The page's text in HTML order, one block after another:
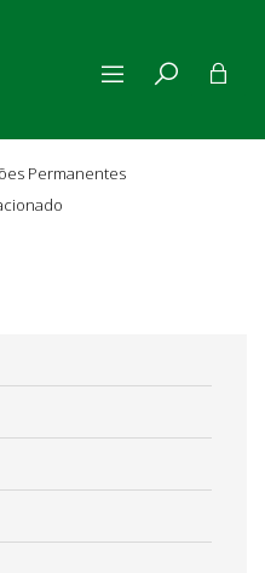
Permanentes